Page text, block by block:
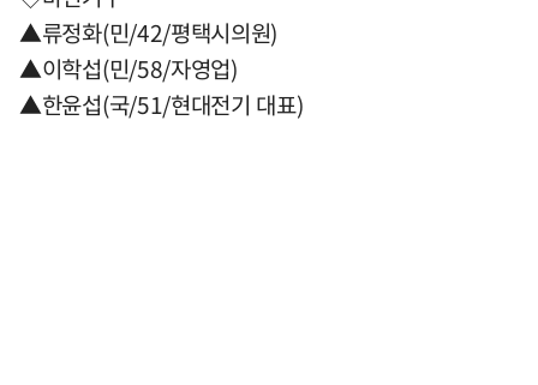
▲류정화(민/42/평택시의원)
▲이학섭(민/58/자영업)
▲한윤섭(국/51/현대전기 대표)